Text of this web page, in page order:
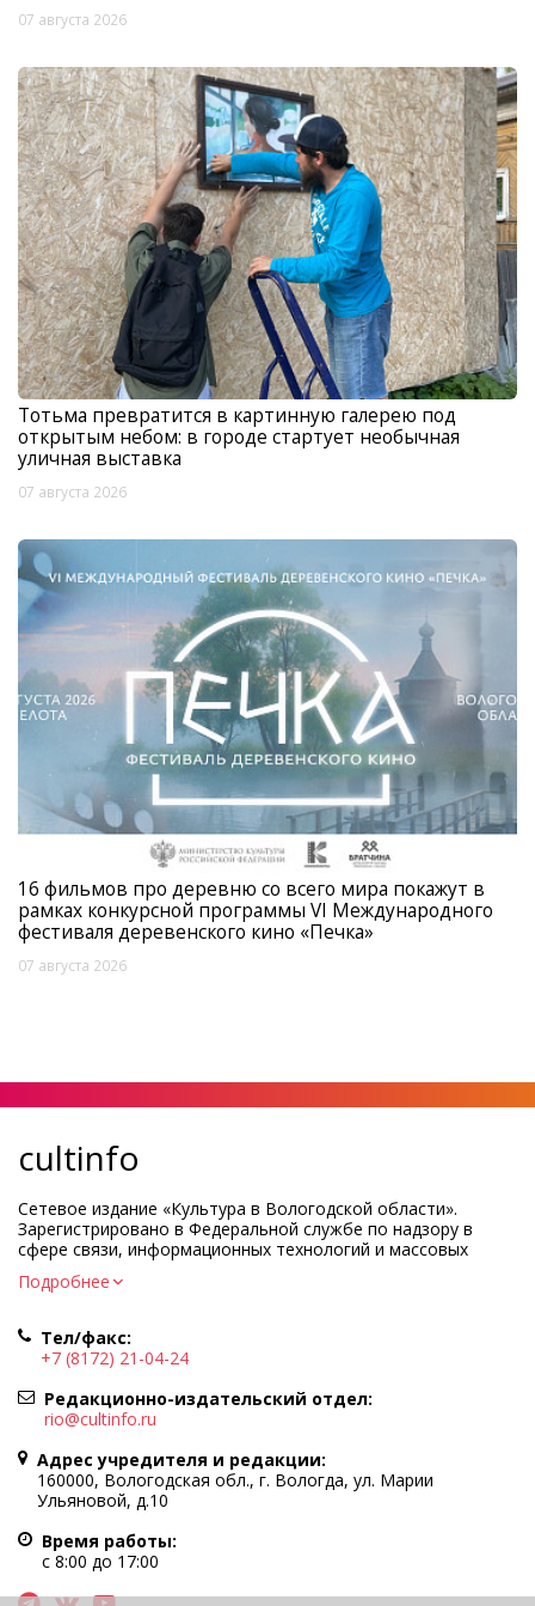
07 августа 2026
Тотьма превратится в картинную галерею под
открытым небом: в городе стартует необычная
уличная выставка
07 августа 2026
16 фильмов про деревню со всего мира покажут в
рамках конкурсной программы VI Международного
фестиваля деревенского кино «Печка»
07 августа 2026
cultinfo
Сетевое издание «Культура в Вологодской области».
Зарегистрировано в Федеральной службе по надзору в
сфере связи, информационных технологий и массовых
коммуникаций.
Регистрационный номер и дата принятия решения о
Учредитель КУ ВО «Информационно-аналитический центр
культуры»
Адрес учредителя и редакции: 160000, Вологодская обл., г.
Вологда, ул. Марии Ульяновой, д.10
Главный редактор — Легчанова Елена Григорьевна
Политика в отношении обработки персональных данных
При полном или частичном использовании информации
портала гиперссылка на cultinfo.ru обязательна.
Редакция не несет ответственности за достоверность
информации, содержащейся в рекламных объявлениях.
Подробнее
Тел/факс:
+7 (8172) 21-04-24
Редакционно-издательский отдел:
rio@cultinfo.ru
Адрес учредителя и редакции:
160000, Вологодская обл., г. Вологда, ул. Марии
Ульяновой, д.10
Время работы:
с 8:00 до 17:00